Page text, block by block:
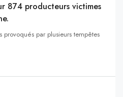
874 producteurs victimes
par plusieurs tempêtes